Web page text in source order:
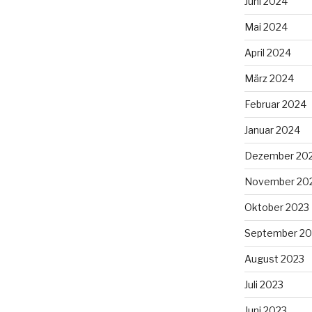
Mai 2024
April 2024
März 2024
Februar 2024
Januar 2024
Dezember
November
Oktober 2023
September
August 2023
Juli 2023